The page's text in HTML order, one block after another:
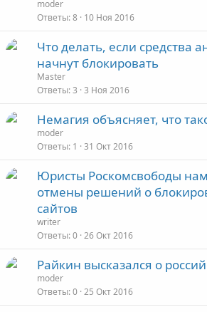
moder
Ответы 8 10 Ноя 2016
Что делать, если средства
начнут блокировать
Master
Ответы 3 3 Ноя 2016
Немагия объясняет, что
moder
Ответы 1 31 Окт 2016
Юристы Роскомсвободы
отмены решений о
сайтов
writer
Ответы 0 26 Окт 2016
Райкин высказался о
moder
Ответы 0 25 Окт 2016